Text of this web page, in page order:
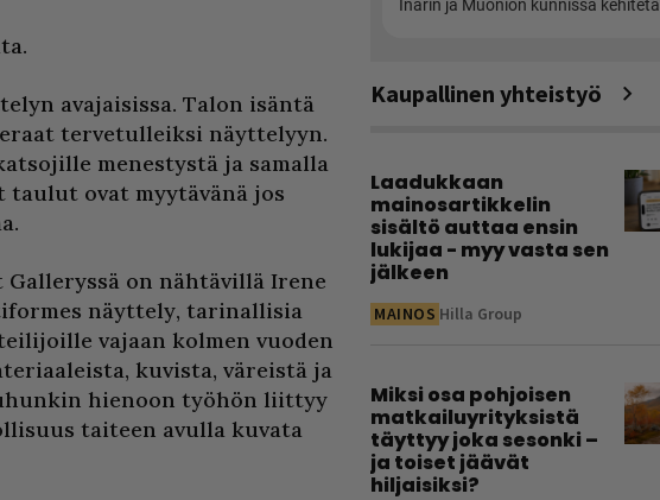
avajaisissa. Talon isäntä
tervetulleiksi näyttelyyn.
menestystä ja samalla
ovat myytävänä jos
on nähtävillä Irene
näyttely, tarinallisia
vajaan kolmen vuoden
kuvista, väreistä ja
hienoon työhön liittyy
taiteen avulla kuvata
Kaupallinen yhteistyö
Laadukkaan
mainosartikkelin
sisältö auttaa ensin
lukijaa - myy vasta sen
jälkeen
MAINOS Hilla Group
Miksi osa pohjoisen
matkailuyrityksistä
täyttyy joka sesonki –
ja toiset jäävät
hiljaisiksi?